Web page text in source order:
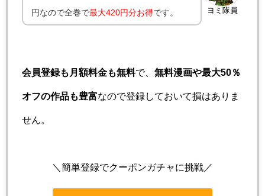
ヨミ隊員
円なので全巻で最大420円分お得です。
会員登録も月額料金も無料で、 無料漫画や最大50％
オフの作品も豊富なので登録しておいて損はありま
せん。
＼簡単登録でクーポンガチャに挑戦／